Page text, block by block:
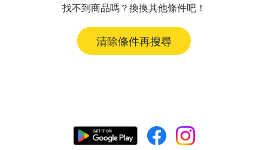
找不到商品嗎？換換其他條件吧！
清除條件再搜尋